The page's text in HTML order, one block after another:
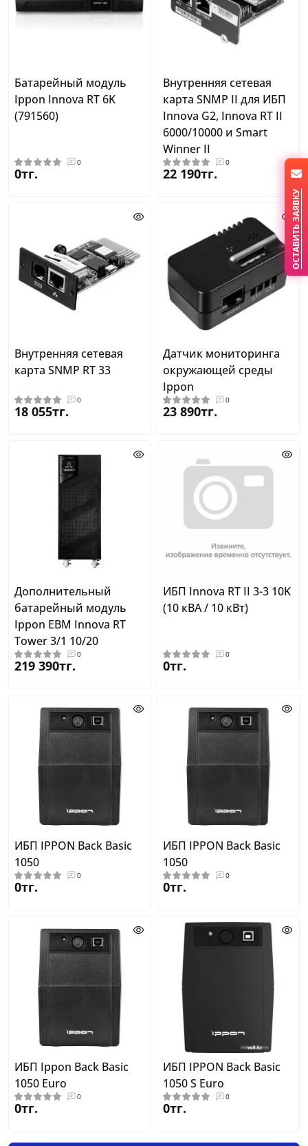
Батарейный модуль
Ippon Innova RT 6K
(791560)
0
0тг.
Внутренняя сетевая
карта SNMP II для ИБП
Innova G2, Innova RT II
6000/10000 и Smart
Winner II
0
22 190тг.
Внутренняя сетевая
карта SNMP RT 33
0
18 055тг.
Датчик мониторинга
окружающей среды
Ippon
0
23 890тг.
Дополнительный
батарейный модуль
Ippon EBM Innova RT
Tower 3/1 10/20
0
219 390тг.
ИБП Innova RT II 3-3 10K
(10 кВА / 10 кВт)
0
0тг.
ИБП IPPON Back Basic
1050
0
0тг.
ИБП IPPON Back Basic
1050
0
0тг.
ИБП Ippon Back Basic
1050 Euro
0
0тг.
ИБП IPPON Back Basic
1050 S Euro
0
0тг.
ОСТАВИТЬ ЗАЯВКУ